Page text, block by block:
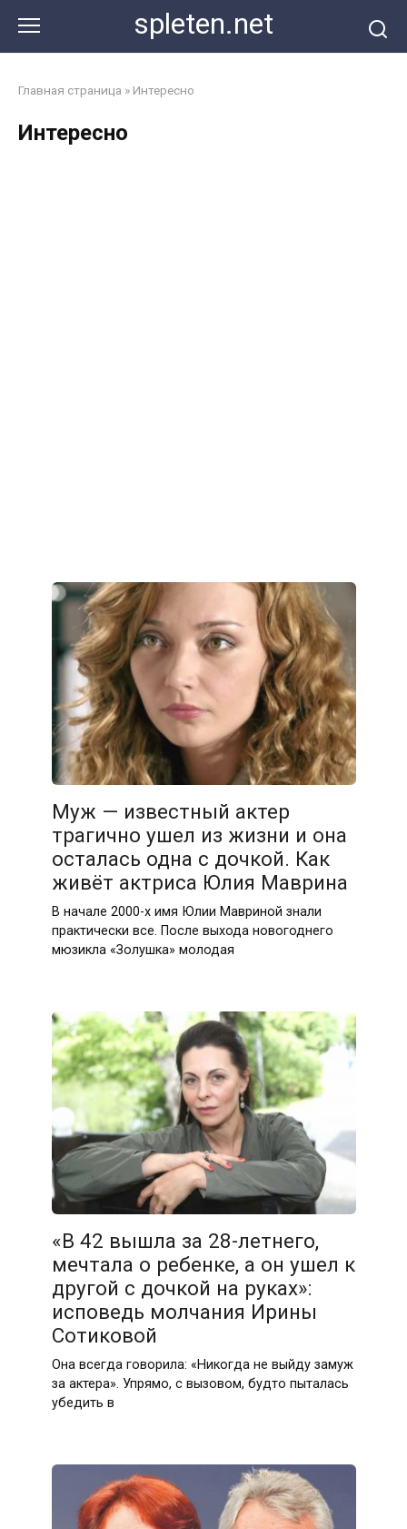
контенту
spleten.net
Главная страница » Интересно
Интересно
Муж — известный актер
трагично ушел из жизни и она
осталась одна с дочкой. Как
живёт актриса Юлия Маврина
В начале 2000-х имя Юлии Мавриной знали
практически все. После выхода новогоднего
мюзикла «Золушка» молодая
«В 42 вышла за 28-летнего,
мечтала о ребенке, а он ушел к
другой с дочкой на руках»:
исповедь молчания Ирины
Сотиковой
Она всегда говорила: «Никогда не выйду замуж
за актера». Упрямо, с вызовом, будто пыталась
убедить в